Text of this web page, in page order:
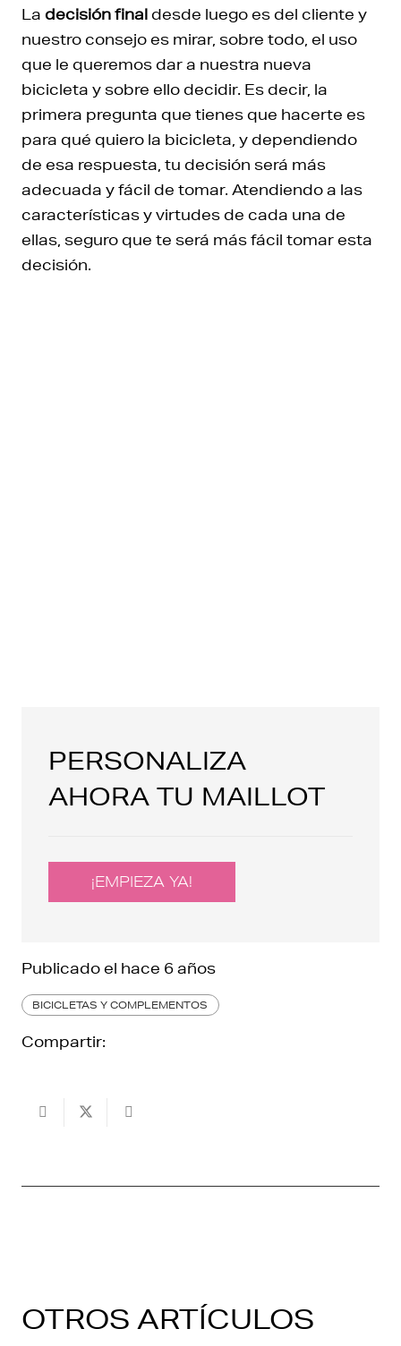
La decisión finaldesde luego es del cliente y
nuestro consejo es mirar, sobre todo, el uso
que le queremos dar a nuestra nueva
bicicleta y sobre ello decidir. Es decir, la
primera pregunta que tienes que hacerte es
para qué quiero la bicicleta, y dependiendo
de esa respuesta, tu decisión será más
adecuada y fácil de tomar. Atendiendo a las
características y virtudes de cada una de
ellas, seguro que te será más fácil tomar esta
decisión.
PERSONALIZA
AHORA TU MAILLOT
¡EMPIEZA YA!
Publicado el hace 6 años
BICICLETAS Y COMPLEMENTOS
Compartir:
OTROS ARTÍCULOS